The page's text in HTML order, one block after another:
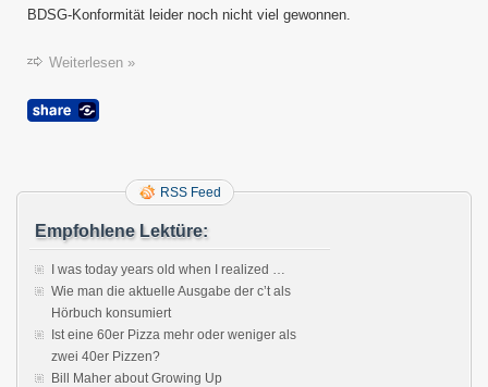
BDSG-Konformität leider noch nicht viel gewonnen.
Weiterlesen »
RSS Feed
Empfohlene Lektüre:
I was today years old when I realized …
Wie man die aktuelle Ausgabe der c’t als
Hörbuch konsumiert
Ist eine 60er Pizza mehr oder weniger als
zwei 40er Pizzen?
Bill Maher about Growing Up